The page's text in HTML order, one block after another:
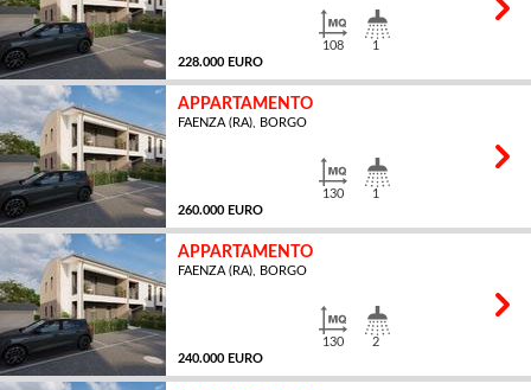
228.000 EURO
108 1
APPARTAMENTO
FAENZA (RA), BORGO
260.000 EURO
130 1
APPARTAMENTO
FAENZA (RA), BORGO
240.000 EURO
130 2